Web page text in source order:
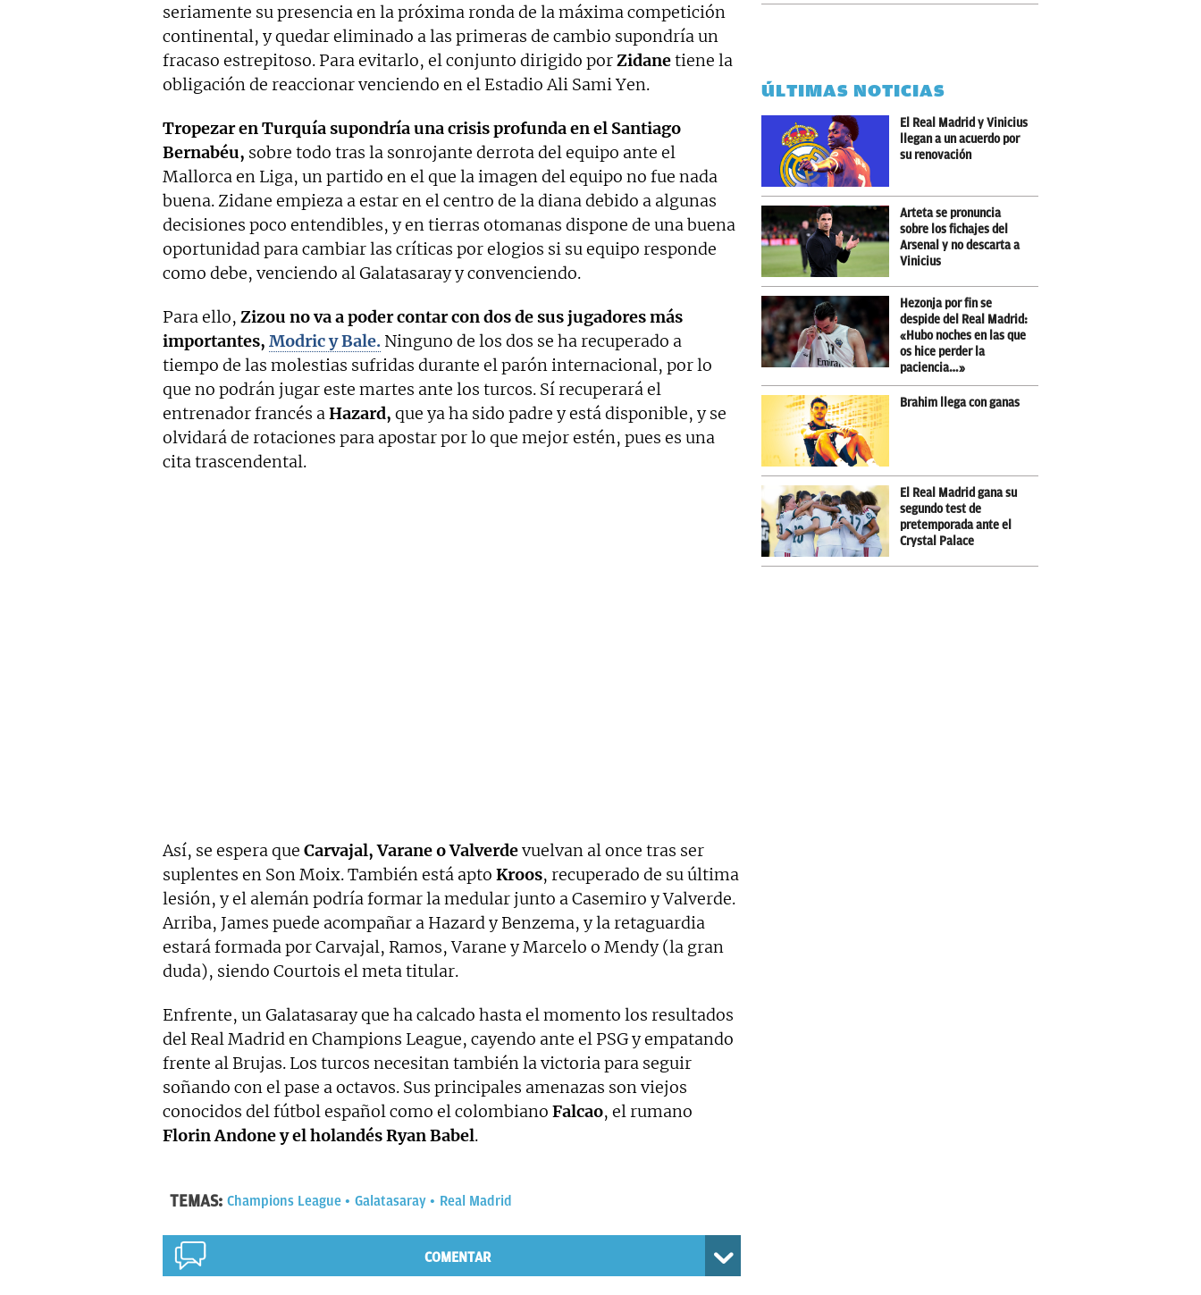
seriamente su presencia en la próxima ronda de la máxima competición
continental, y quedar eliminado a las primeras de cambio supondría un
fracaso estrepitoso. Para evitarlo, el conjunto dirigido porZidanetiene la
obligación de reaccionar venciendo en el Estadio Ali Sami Yen.
Tropezar en Turquía supondría una crisis profunda en el Santiago
Bernabéu, sobre todo tras la sonrojante derrota del equipo ante el
Mallorca en Liga, un partido en el que la imagen del equipo no fue nada
buena. Zidane empieza a estar en el centro de la diana debido a algunas
decisiones poco entendibles, y en tierras otomanas dispone de una buena
oportunidad para cambiar las críticas por elogios si su equipo responde
como debe, venciendo al Galatasaray y convenciendo.
Para ello, Zizou no va a poder contar con dos de sus jugadores más
importantes, Modric y Bale. Ninguno de los dos se ha recuperado a
tiempo de las molestias sufridas durante el parón internacional, por lo
que no podrán jugar este martes ante los turcos. Sí recuperará el
entrenador francés aHazard, que ya ha sido padre y está disponible, y se
olvidará de rotaciones para apostar por lo que mejor estén, pues es una
cita trascendental.
Así, se espera que Carvajal, Varane o Valverdevuelvan al once tras ser
suplentes en Son Moix. También está apto Kroos, recuperado de su última
lesión, y el alemán podría formar la medular junto a Casemiro y Valverde.
Arriba, James puede acompañar a Hazard y Benzema, y la retaguardia
estará formada por Carvajal, Ramos, Varane y Marcelo o Mendy (la gran
duda), siendo Courtois el meta titular.
Enfrente, un Galatasaray que ha calcado hasta el momento los resultados
del Real Madrid en Champions League, cayendo ante el PSG y empatando
frente al Brujas. Los turcos necesitan también la victoria para seguir
soñando con el pase a octavos. Sus principales amenazas son viejos
conocidos del fútbol español como el colombiano Falcao, el rumano
Florin Andone y el holandés Ryan Babel.
TEMAS: Champions League Galatasaray Real Madrid
COMENTAR
ÚLTIMAS NOTICIAS
El Real Madrid y Vinicius
llegan a un acuerdo por
su renovación
Arteta se pronuncia
sobre los fichajes del
Arsenal y no descarta a
Vinicius
Hezonja por fin se
despide del Real Madrid:
«Hubo noches en las que
os hice perder la
paciencia…»
Brahim llega con ganas
El Real Madrid gana su
segundo test de
pretemporada ante el
Crystal Palace